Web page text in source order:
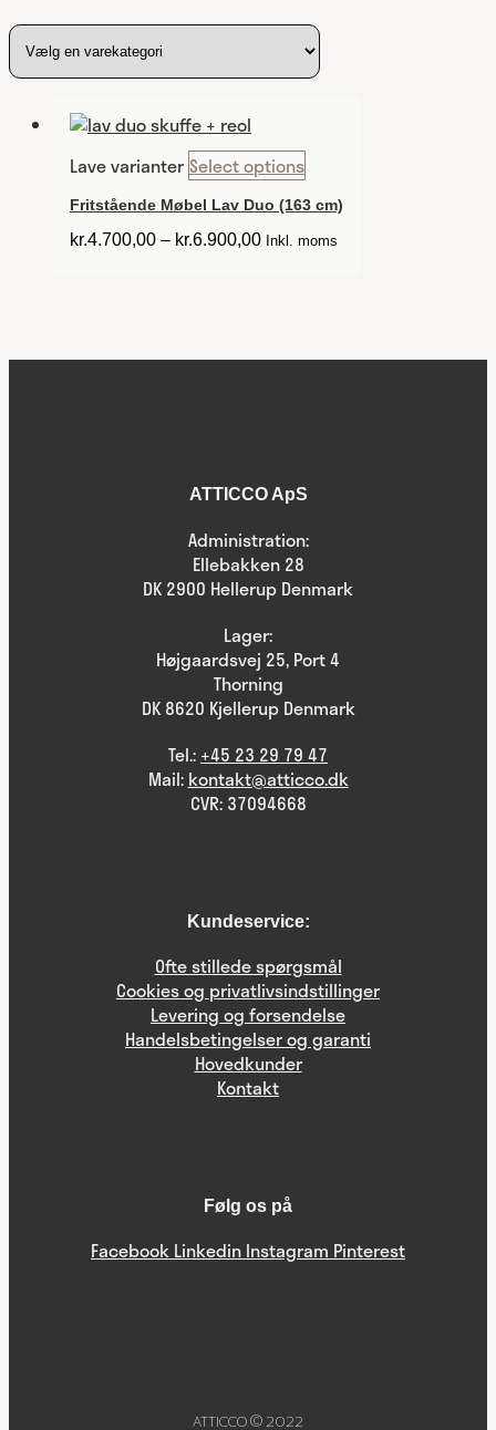
Lave varianter Select options
Fritstående Møbel Lav Duo (163 cm)
kr.4.700,00 – kr.6.900,00 Inkl. moms
ATTICCO ApS
Administration:
Ellebakken 28
DK 2900 Hellerup Denmark
Lager:
Højgaardsvej 25, Port 4
Thorning
DK 8620 Kjellerup Denmark
Tel.: +45 23 29 79 47
Mail: kontakt@atticco.dk
CVR: 37094668
Kundeservice:
Ofte stillede spørgsmål
Cookies og privatlivsindstillinger
Levering og forsendelse
Handelsbetingelser og garanti
Hovedkunder
Kontakt
Følg os på
Facebook Linkedin Instagram Pinterest
ATTICCO © 2022